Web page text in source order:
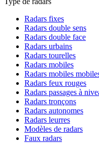
Radars fixes
Radars double sens
Radars double face
Radars urbains
Radars tourelles
Radars mobiles
Radars mobiles
Radars feux rouges
Radars passages à
Radars tronçons
Radars autonomes
Radars leurres
Modèles de radars
Faux radars